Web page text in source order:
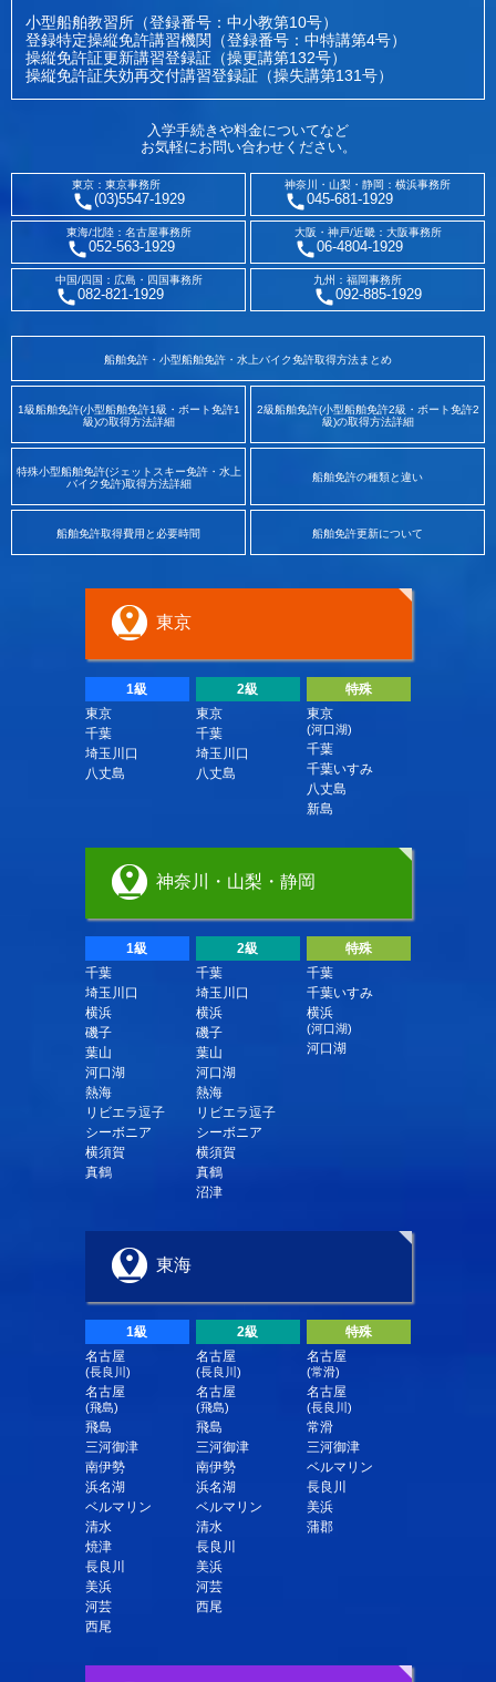
小型船舶教習所（登録番号：中小教第10号）
登録特定操縦免許講習機関（登録番号：中特講第4号）
操縦免許証更新講習登録証（操更講第132号）
操縦免許証失効再交付講習登録証（操失講第131号）
入学手続きや料金についてなど
お気軽にお問い合わせください。
東京：東京事務所
(03)5547-1929
神奈川・山梨・静岡：横浜事務所
045-681-1929
東海/北陸：名古屋事務所
052-563-1929
大阪・神戸/近畿：大阪事務所
06-4804-1929
中国/四国：広島・四国事務所
082-821-1929
九州：福岡事務所
092-885-1929
船舶免許・小型船舶免許・水上バイク免許取得方法まとめ
1級船舶免許(小型船舶免許1級・ボート免許1
級)の取得方法詳細
2級船舶免許(小型船舶免許2級・ボート免許2
級)の取得方法詳細
特殊小型船舶免許(ジェットスキー免許・水上
バイク免許)取得方法詳細
船舶免許の種類と違い
船舶免許取得費用と必要時間 船舶免許更新について
東京
1級
東京
千葉
埼玉川口
八丈島
2級
東京
千葉
埼玉川口
八丈島
特殊
東京
(河口湖)
千葉
千葉いすみ
八丈島
新島
神奈川・山梨・静岡
1級
千葉
埼玉川口
横浜
磯子
葉山
河口湖
熱海
リビエラ逗子
シーボニア
横須賀
真鶴
2級
千葉
埼玉川口
横浜
磯子
葉山
河口湖
熱海
リビエラ逗子
シーボニア
横須賀
真鶴
沼津
特殊
千葉
千葉いすみ
横浜
(河口湖)
河口湖
東海
1級
名古屋
(長良川)
名古屋
(飛島)
飛島
三河御津
南伊勢
浜名湖
ベルマリン
清水
焼津
長良川
美浜
河芸
西尾
2級
名古屋
(長良川)
名古屋
(飛島)
飛島
三河御津
南伊勢
浜名湖
ベルマリン
清水
長良川
美浜
河芸
西尾
特殊
名古屋
(常滑)
名古屋
(長良川)
常滑
三河御津
ベルマリン
長良川
美浜
蒲郡